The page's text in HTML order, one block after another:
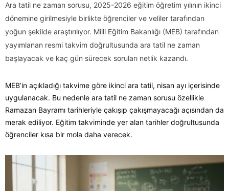
Ara tatil ne zaman sorusu, 2025-2026 eğitim öğretim yılının ikinci
dönemine girilmesiyle birlikte öğrenciler ve veliler tarafından
yoğun şekilde araştırılıyor. Milli Eğitim Bakanlığı (MEB) tarafından
yayımlanan resmi takvim doğrultusunda ara tatil ne zaman
başlayacak ve kaç gün sürecek soruları netlik kazandı.
MEB’in açıkladığı takvime göre ikinci ara tatil, nisan ayı içerisinde
uygulanacak. Bu nedenle ara tatil ne zaman sorusu özellikle
Ramazan Bayramı tarihleriyle çakışıp çakışmayacağı açısından da
merak ediliyor. Eğitim takviminde yer alan tarihler doğrultusunda
öğrenciler kısa bir mola daha verecek.